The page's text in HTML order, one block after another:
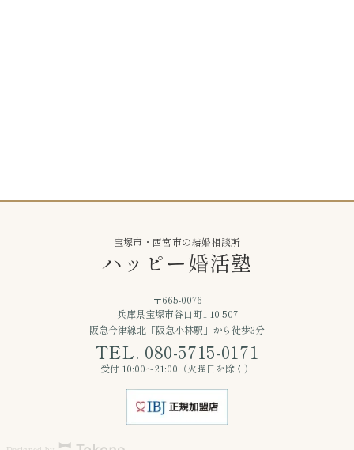
宝塚市・西宮市の結婚相談所
ハッピー婚活塾
〒665-0076
兵庫県宝塚市谷口町1-10-507
阪急今津線北「阪急小林駅」から徒歩3分
TEL. 080-5715-0171
受付 10:00〜21:00（火曜日を除く）